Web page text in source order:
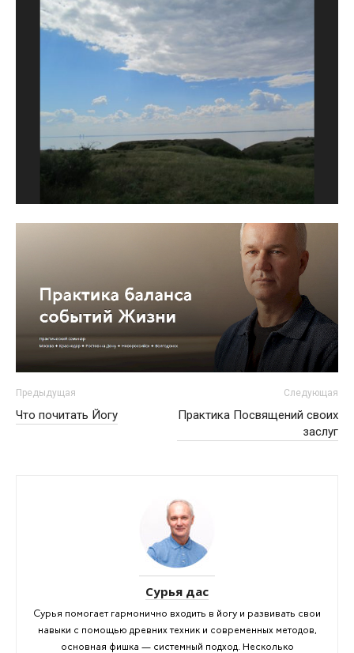
Предыдущая
Что почитать Йогу
Следующая
Практика Посвящений своих
заслуг
Сурья дас
Сурья помогает гармонично входить в йогу и развивать свои
навыки с помощью древних техник и современных методов,
основная фишка — системный подход. Несколько